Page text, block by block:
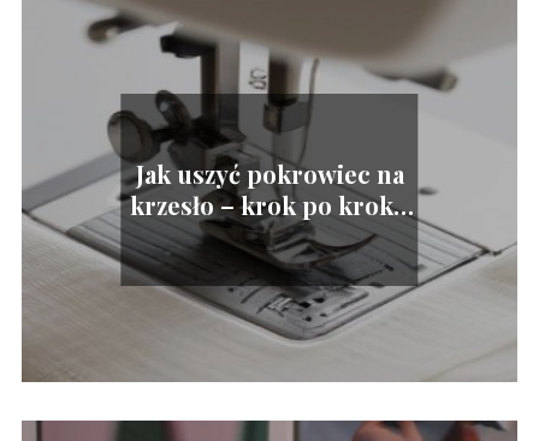
Jak uszyć pokrowiec na
krzesło – krok po kroku
poradnik